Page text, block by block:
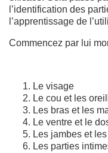
l’identification des
l’apprentissage de
Commencez par lui
Le visage
Le cou et les
Les bras et les
Le ventre et le
Les jambes et
Les parties